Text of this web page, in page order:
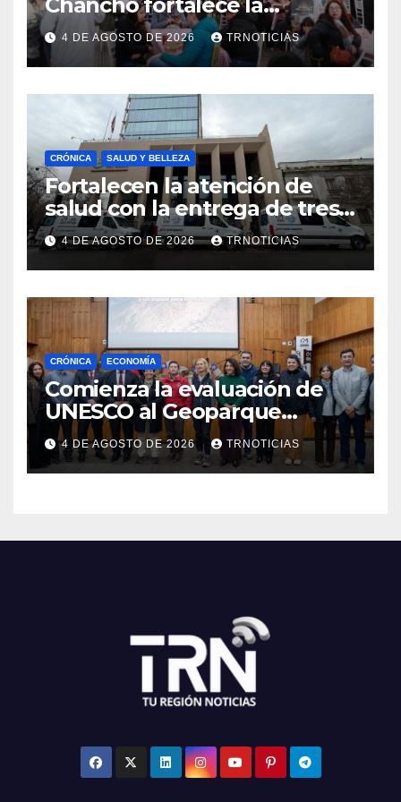
economía local con positivo
impacto en la hotelería y el
emprendimiento
4 DE AGOSTO DE 2026 TRNOTICIAS
CRÓNICA SALUD Y BELLEZA
Fortalecen la atención de
salud con la entrega de tres
nuevas ambulancias para
Cauquenes y Sagrada Familia
4 DE AGOSTO DE 2026 TRNOTICIAS
CRÓNICA ECONOMÍA
Comienza la evaluación de
UNESCO al Geoparque
Aspirante Pillanmapu en el
Maule
4 DE AGOSTO DE 2026 TRNOTICIAS